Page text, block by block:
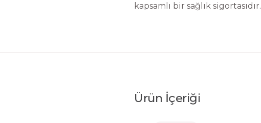
kapsamlı bir sağlık sigortasıdır.
Ürün İçeriği